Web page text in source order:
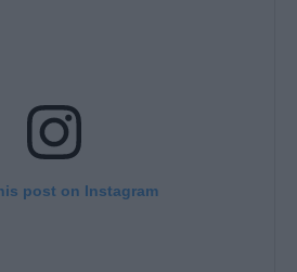
post on Instagram